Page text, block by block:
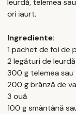
leurdă, telemea
ori iaurt.
Ingrediente:
1 pachet de foi de
2 legături de leurdă
300 g telemea sau
200 g brânză de
3 ouă
100 g smântână